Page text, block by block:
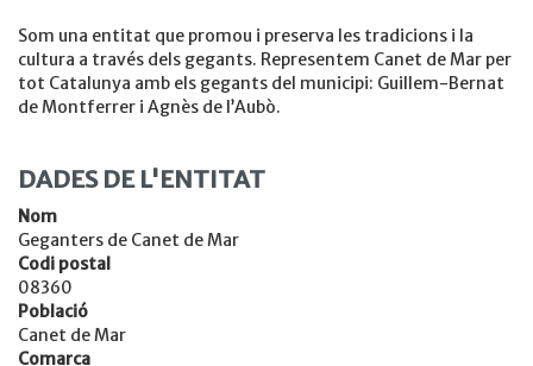
Som una entitat que promou i preserva les tradicions i la
cultura a través dels gegants. Representem Canet de Mar per
tot Catalunya amb els gegants del municipi: Guillem-Bernat
de Montferrer i Agnès de l’Aubò.
DADES DE L'ENTITAT
Nom
Geganters de Canet de Mar
Codi postal
08360
Població
Canet de Mar
Comarca